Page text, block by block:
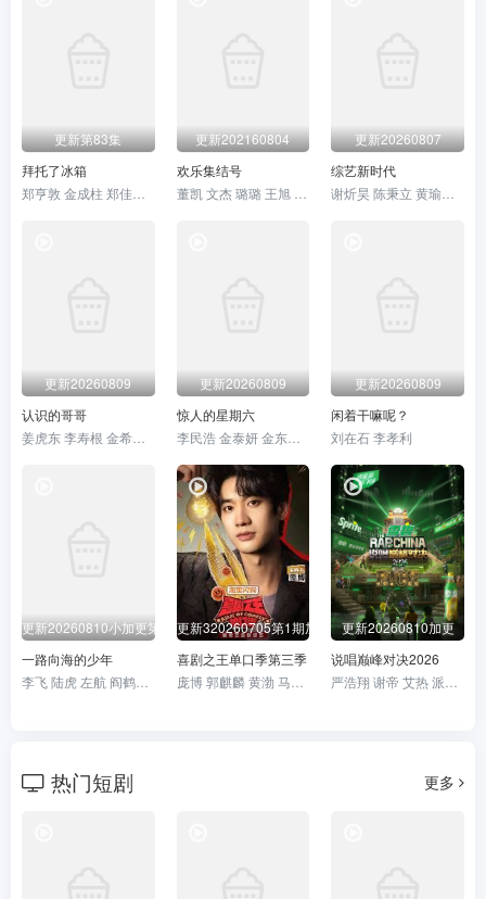
更新第83集
拜托了冰箱
更新202160804
欢乐集结号
更新20260807
综艺新时代
更新20260809
认识的哥哥
更新20260809
惊人的星期六
李民浩 金泰妍 金东炫 表志勋 李俊永 禹智皓
更新20260809
闲着干嘛呢？
刘在石 李孝利
更新20260810小加更第1期
一路向海的少年
更新320260705第1期加更
喜剧之王单口季第三季
更新20260810加更
说唱巅峰对决2026
热门短剧 更多